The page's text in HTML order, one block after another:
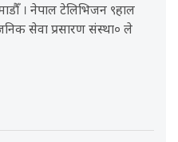
। नेपाल टेलिभिजन ९हाल
सेवा प्रसारण संस्था० ले